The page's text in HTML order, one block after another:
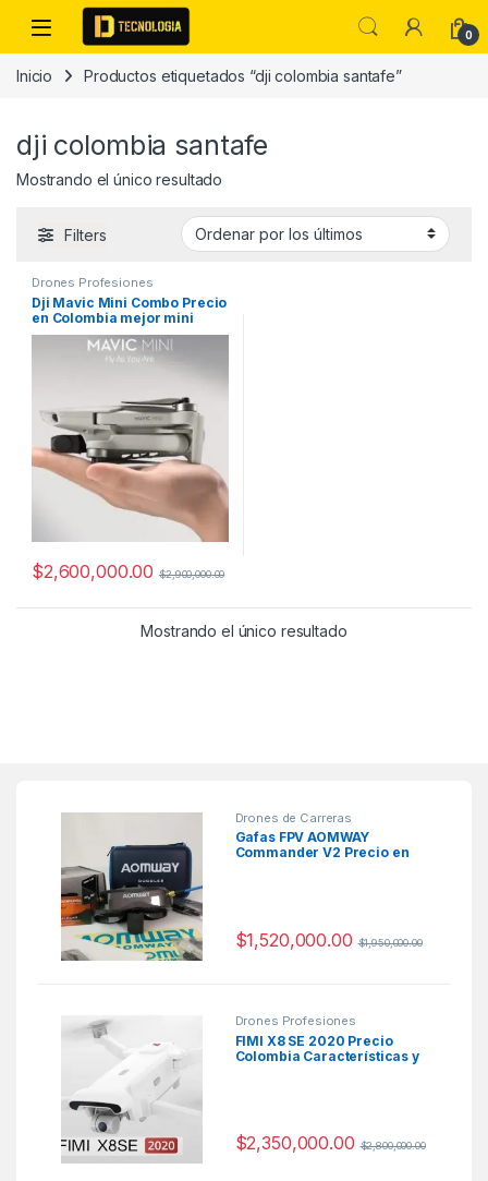
Skip to navigation
Skip to content
0
Inicio Productos etiquetados “dji colombia santafe”
dji colombia santafe
Mostrando el único resultado
Filters
Drones Profesiones
Dji Mavic Mini Combo Precio
en Colombia mejor mini
drone 2020
$2,600,000.00 $2,900,000.00
Mostrando el único resultado
Drones de Carreras
Gafas FPV AOMWAY
Commander V2 Precio en
$1,520,000.00 $1,950,000.00
Drones Profesiones
FIMI X8 SE 2020 Precio
Colombia Características y
$2,350,000.00 $2,800,000.00